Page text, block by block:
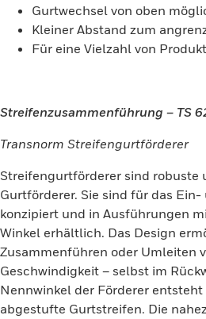
Gurtwechsel von oben
Kleiner Abstand zum
Für eine Vielzahl von
Streifenzusammenführung – TS
Transnorm Streifengurtförderer
Streifengurtförderer sind robuste
Gurtförderer. Sie sind für das
konzipiert und in Ausführungen
Winkel erhältlich. Das Design
Zusammenführen oder Umleiten
Geschwindigkeit – selbst im
Nennwinkel der Förderer
abgestufte Gurtstreifen. Die